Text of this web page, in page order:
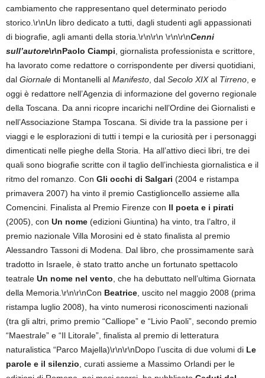
cambiamento che rappresentano quel determinato periodo
storico.\r\nUn libro dedicato a tutti, dagli studenti agli appassionati
di biografie, agli amanti della storia.\r\n\r\n \r\n\r\nCenni
sull’autore\r\nPaolo Ciampi , giornalista professionista e scrittore,
ha lavorato come redattore o corrispondente per diversi quotidiani,
dal Giornale di Montanelli al Manifesto , dal Secolo XIXal Tirreno , e
oggi è redattore nell’Agenzia di informazione del governo regionale
della Toscana. Da anni ricopre incarichi nell’Ordine dei Giornalisti e
nell’Associazione Stampa Toscana. Si divide tra la passione per i
viaggi e le esplorazioni di tutti i tempi e la curiosità per i personaggi
dimenticati nelle pieghe della Storia. Ha all’attivo dieci libri, tre dei
quali sono biografie scritte con il taglio dell’inchiesta giornalistica e il
ritmo del romanzo. Con Gli occhi di Salgari (2004 e ristampa
primavera 2007) ha vinto il premio Castiglioncello assieme alla
Comencini. Finalista al Premio Firenze con Il poeta e i pirati
(2005), con Un nome (edizioni Giuntina) ha vinto, tra l’altro, il
premio nazionale Villa Morosini ed è stato finalista al premio
Alessandro Tassoni di Modena. Dal libro, che prossimamente sarà
tradotto in Israele, è stato tratto anche un fortunato spettacolo
teatrale Un nome nel vento , che ha debuttato nell’ultima Giornata
della Memoria.\r\n\r\nCon Beatrice , uscito nel maggio 2008 (prima
ristampa luglio 2008), ha vinto numerosi riconoscimenti nazionali
(tra gli altri, primo premio “Calliope” e “Livio Paoli”, secondo premio
“Maestrale” e “Il Litorale”, finalista al premio di letteratura
naturalistica “Parco Majella)\r\n\r\nDopo l’uscita di due volumi di Le
parole e il silenzio , curati assieme a Massimo Orlandi per le